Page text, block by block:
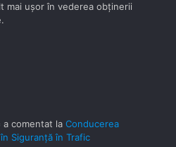
mai uşor în vederea obţinerii
a comentat la Conducerea
Siguranță în Trafic